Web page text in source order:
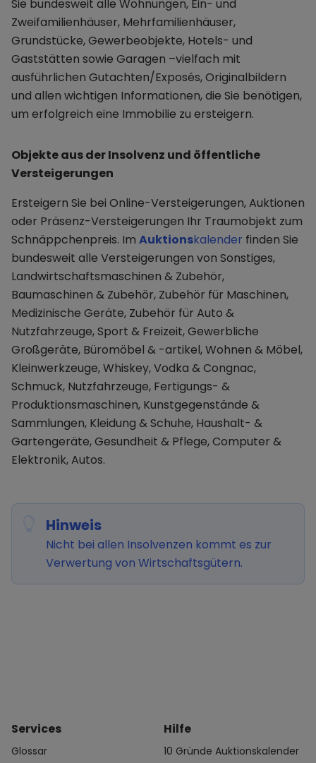
Sie bundesweit alle Wohnungen, Ein- und
Zweifamilienhäuser, Mehrfamilienhäuser,
Grundstücke, Gewerbeobjekte, Hotels- und
Gaststätten sowie Garagen –vielfach mit
ausführlichen Gutachten/Exposés, Originalbildern
und allen wichtigen Informationen, die Sie benötigen,
um erfolgreich eine Immobilie zu ersteigern.
Objekte aus der Insolvenz und öffentliche
Versteigerungen
Ersteigern Sie bei Online-Versteigerungen, Auktionen
oder Präsenz-Versteigerungen Ihr Traumobjekt zum
Schnäppchenpreis. Im Auktionskalender finden Sie
bundesweit alle Versteigerungen von Sonstiges,
Landwirtschaftsmaschinen & Zubehör,
Baumaschinen & Zubehör, Zubehör für Maschinen,
Medizinische Geräte, Zubehör für Auto &
Nutzfahrzeuge, Sport & Freizeit, Gewerbliche
Großgeräte, Büromöbel & -artikel, Wohnen & Möbel,
Kleinwerkzeuge, Whiskey, Vodka & Congnac,
Schmuck, Nutzfahrzeuge, Fertigungs- &
Produktionsmaschinen, Kunstgegenstände &
Sammlungen, Kleidung & Schuhe, Haushalt- &
Gartengeräte, Gesundheit & Pflege, Computer &
Elektronik, Autos.
Hinweis
Nicht bei allen Insolvenzen kommt es zur
Verwertung von Wirtschaftsgütern.
Services
Glossar
Hilfe
10 Gründe Auktionskalender